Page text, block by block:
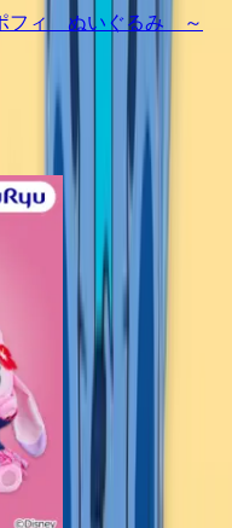
フィ ぬいぐるみ ～